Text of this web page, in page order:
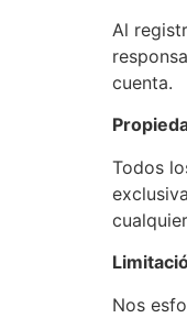
Al
cuenta.
Todos
Nos